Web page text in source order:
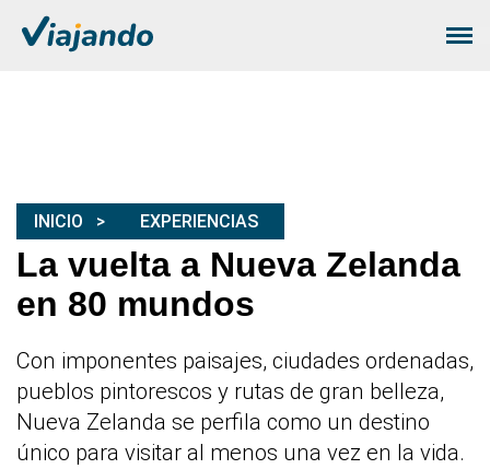
INICIO EXPERIENCIAS
La vuelta a Nueva Zelanda
en 80 mundos
Con imponentes paisajes, ciudades ordenadas,
pueblos pintorescos y rutas de gran belleza,
Nueva Zelanda se perfila como un destino
único para visitar al menos una vez en la vida.